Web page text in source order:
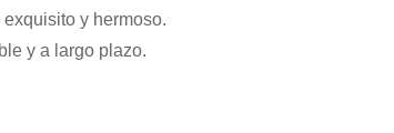
y hermoso.
y a largo plazo.